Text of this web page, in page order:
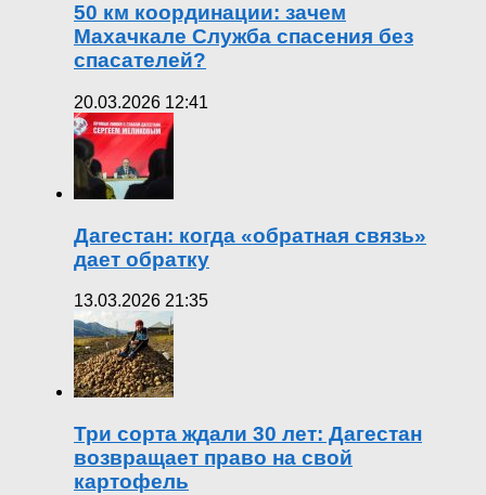
50 км координации: зачем
Махачкале Служба спасения без
спасателей?
20.03.2026 12:41
Дагестан: когда «обратная связь»
дает обратку
13.03.2026 21:35
Три сорта ждали 30 лет: Дагестан
возвращает право на свой
картофель